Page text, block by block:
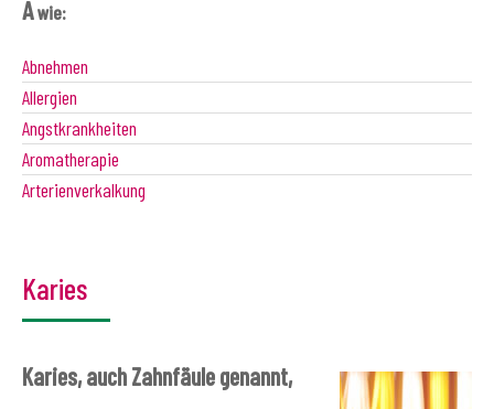
Awie:
Abnehmen
Allergien
Angstkrankheiten
Aromatherapie
Arterienverkalkung
Karies
Karies, auch Zahnfäule genannt,